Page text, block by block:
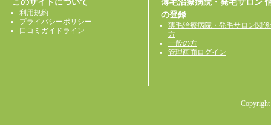
利用規約
プライバシーポリシー
口コミガイドライン
の登録
薄毛治療病院・発毛サロン関
方
一般の方
管理画面ログイン
Copyright